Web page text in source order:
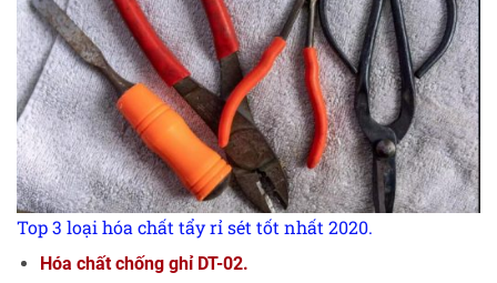
Top 3 loại hóa chất tẩy rỉ sét tốt nhất 2020.
Hóa chất chống ghỉ DT-02.